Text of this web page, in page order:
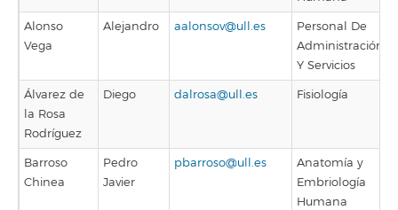
Alonso
Vega
Alejandro aalonsov@ull.es
Personal De
Administración
Y Servicios
Álvarez de
la Rosa
Rodríguez
Diego dalrosa@ull.es Fisiología
Barroso
Chinea
Pedro
Javier
pbarroso@ull.es
Anatomía y
Embriología
Humana